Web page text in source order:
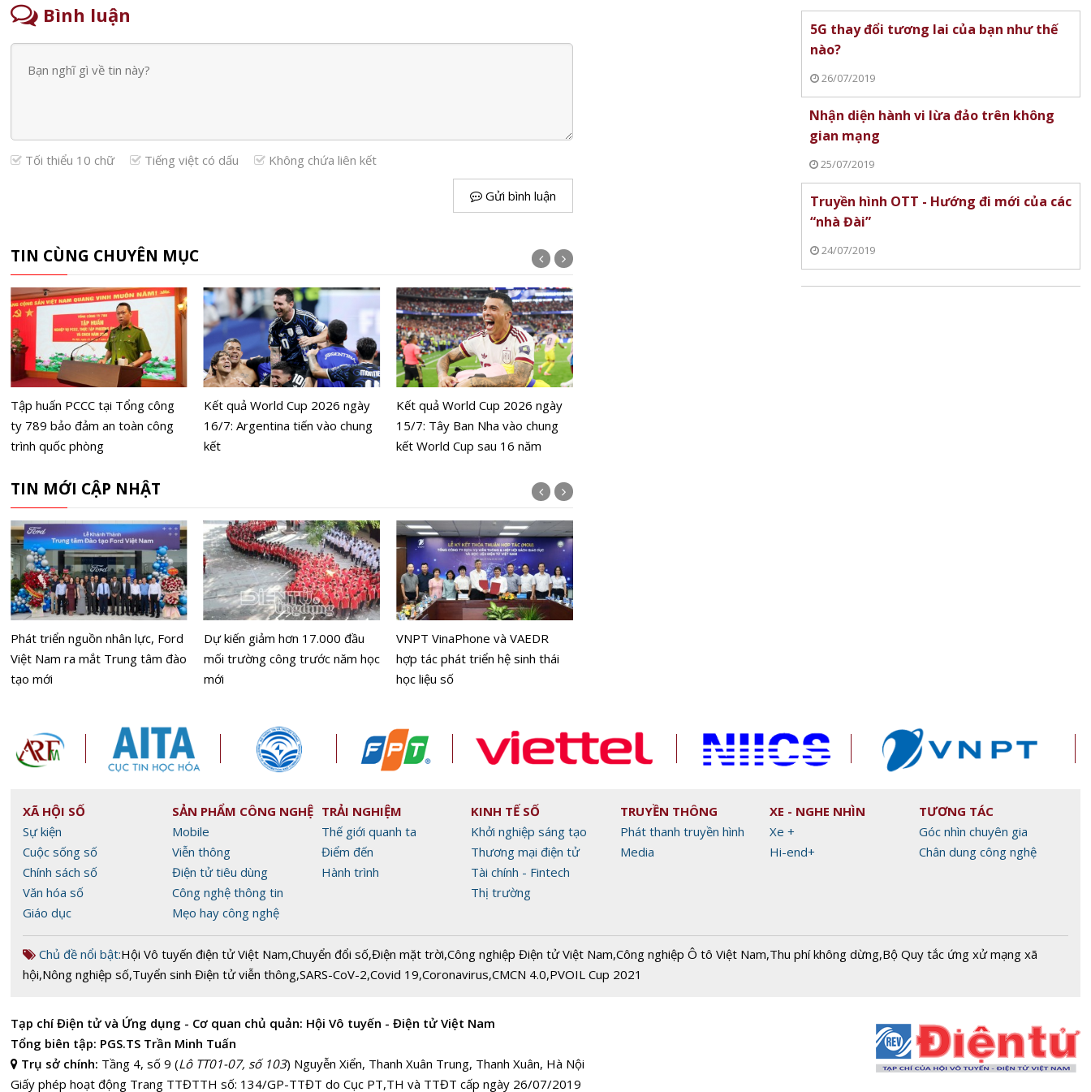
Bình luận
Tối thiểu 10 chữ Tiếng việt có dấu Không chứa liên kết
Gửi bình luận
TIN CÙNG CHUYÊN MỤC
Tập huấn PCCC tại Tổng công
ty 789 bảo đảm an toàn công
trình quốc phòng
Kết quả World Cup 2026 ngày
16/7: Argentina tiến vào chung
kết
Kết quả World Cup 2026 ngày
15/7: Tây Ban Nha vào chung
kết World Cup sau 16 năm
TIN MỚI CẬP NHẬT
Phát triển nguồn nhân lực, Ford
Việt Nam ra mắt Trung tâm đào
tạo mới
Dự kiến giảm hơn 17.000 đầu
mối trường công trước năm học
mới
VNPT VinaPhone và VAEDR
hợp tác phát triển hệ sinh thái
học liệu số
5G thay đổi tương lai của bạn như thế
nào?
26/07/2019
Nhận diện hành vi lừa đảo trên không
gian mạng
25/07/2019
Truyền hình OTT - Hướng đi mới của các
“nhà Đài”
24/07/2019
XÃ HỘI SỐ
Sự kiện
Cuộc sống số
Chính sách số
Văn hóa số
Giáo dục
SẢN PHẨM CÔNG NGHỆ
Mobile
Viễn thông
Điện tử tiêu dùng
Công nghệ thông tin
Mẹo hay công nghệ
TRẢI NGHIỆM
Thế giới quanh ta
Điểm đến
Hành trình
KINH TẾ SỐ
Khởi nghiệp sáng tạo
Thương mại điện tử
Tài chính - Fintech
Thị trường
TRUYỀN THÔNG
Phát thanh truyền hình
Media
XE - NGHE NHÌN
Xe +
Hi-end+
TƯƠNG TÁC
Góc nhìn chuyên gia
Chân dung công nghệ
Chủ đề nổi bật:Hội Vô tuyến điện tử Việt Nam,Chuyển đổi số,Điện mặt trời,Công nghiệp Điện tử Việt Nam,Công nghiệp Ô tô Việt Nam,Thu phí không dừng,Bộ Quy tắc ứng xử mạng xã
hội,Nông nghiệp số,Tuyển sinh Điện tử viễn thông,SARS-CoV-2,Covid 19,Coronavirus,CMCN 4.0,PVOIL Cup 2021
Tạp chí Điện tử và Ứng dụng - Cơ quan chủ quản: Hội Vô tuyến - Điện tử Việt Nam
Tổng biên tập: PGS.TS Trần Minh Tuấn
Trụ sở chính: Tầng 4, số 9 (Lô TT01-07, số 103) Nguyễn Xiển, Thanh Xuân Trung, Thanh Xuân, Hà Nội
Giấy phép hoạt động Trang TTĐTTH số: 134/GP-TTĐT do Cục PT,TH và TTĐT cấp ngày 26/07/2019